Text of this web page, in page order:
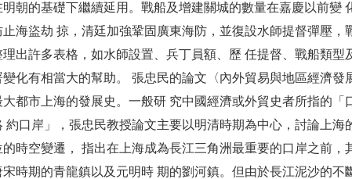
明朝的基礎下繼續延用。戰船及增建關城的數量在嘉慶以前變
止海盜劫 掠，清廷加強鞏固廣東海防，並復設水師提督彈壓
理出許多表格，如水師設置、兵丁員額、歷 任提督、戰船類
變化有相當大的幫助。 張忠民的論文〈內外貿易與地區經濟
大都市上海的發展史。一般研 究中國經濟或外貿史者所指的
約口岸」，張忠民教授論文主要以明清時期為中心，討論上
的時空變遷， 指出在上海成為長江三角洲最重要的口岸之前，
宋時期的青龍鎮以及元明時 期的劉河鎮。但由於長江泥沙的